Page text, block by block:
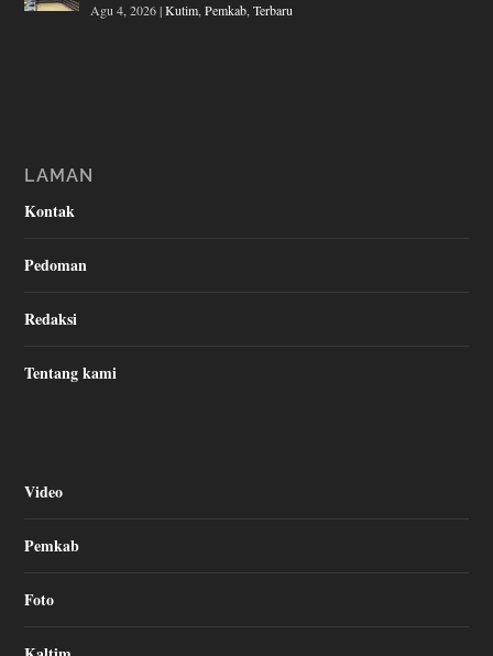
Agu 4, 2026|Kutim ,Pemkab ,Terbaru
LAMAN
Kontak
Pedoman
Redaksi
Tentang kami
Video
Pemkab
Foto